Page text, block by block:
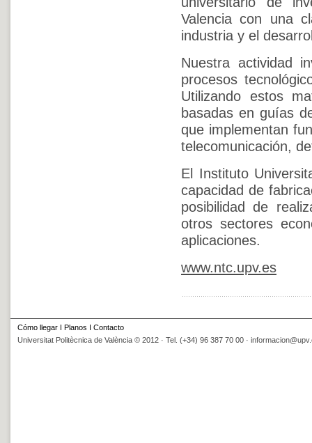
Valencia con una
industria y el
Nuestra actividad
procesos
Utilizando estos
basadas en guías
que implementan
telecomunicación,
El Instituto
capacidad de
posibilidad de
otros sectores
aplicaciones.
www.ntc.upv.es
Cómo llegar I Planos I Contacto
Universitat Politècnica de València © 2012 · Tel. (+34) 96 387 70 00 ·